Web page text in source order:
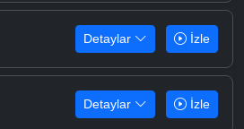
Detaylar İzle
Detaylar İzle